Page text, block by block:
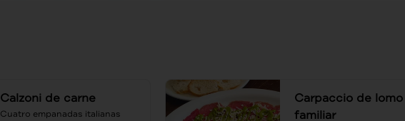
Calzoni de carne
Cuatro empanadas italianas
Carpaccio de lomo
familiar